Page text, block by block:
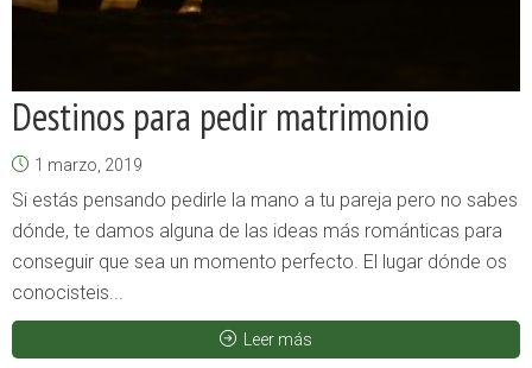
Destinos para pedir matrimonio
1 marzo, 2019
Si estás pensando pedirle la mano a tu pareja pero no sabes
dónde, te damos alguna de las ideas más románticas para
conseguir que sea un momento perfecto. El lugar dónde os
conocisteis...
Leer más